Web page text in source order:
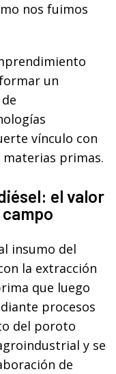
nos fuimos
un
vínculo con
primas.
el valor
insumo del
la extracción
que luego
procesos
del poroto
y se
de